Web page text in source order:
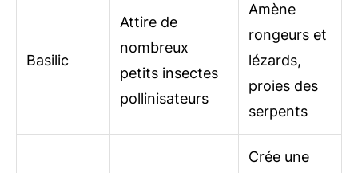
Basilic
Attire de
nombreux
petits insectes
pollinisateurs
Amène
rongeurs et
lézards,
proies des
serpents
Crée une